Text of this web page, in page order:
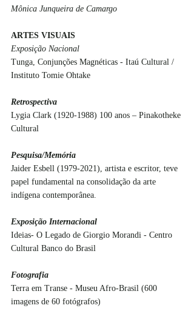
Mônica Junqueira de Camargo
ARTES VISUAIS
Exposição Nacional
Tunga, Conjunções Magnéticas - Itaú Cultural /
Instituto Tomie Ohtake
Retrospectiva
Lygia Clark (1920-1988) 100 anos – Pinakothek­e
Cultural
Pesquisa/Memória
Jaider Esbell (1979-2021), artista e escritor, teve
papel fundamental na consolidação da arte
indígena contemporânea.
Exposição Internacional
Ideias- O Legado de Giorgio Morandi - Centro
Cultural Banco do Brasil
Fotografia
Terra em Transe - Museu Afro-Brasil (600
imagens de 60 fotógrafos)